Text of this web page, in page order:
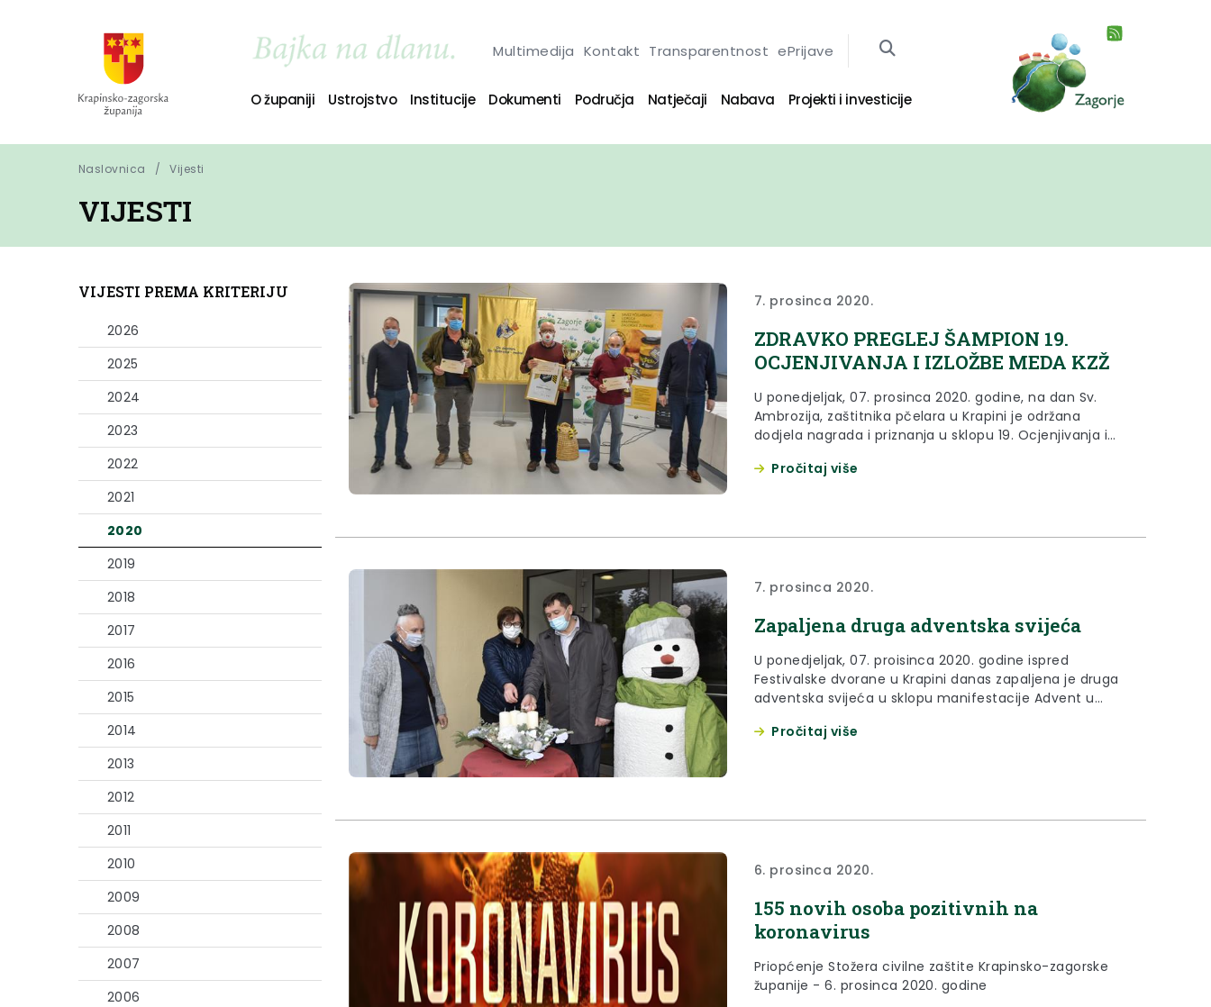
Multimedija Kontakt Transparentnost ePrijave
O županiji Ustrojstvo Institucije Dokumenti Područja Natječaji Nabava Projekti i investicije
Naslovnica Vijesti
VIJESTI
VIJESTI PREMA KRITERIJU
2026
2025
2024
2023
2022
2021
2020
2019
2018
2017
2016
2015
2014
2013
2012
2011
2010
2009
2008
2007
2006
7. prosinca 2020.
ZDRAVKO PREGLEJ ŠAMPION 19.
OCJENJIVANJA I IZLOŽBE MEDA KZŽ
U ponedjeljak, 07. prosinca 2020. godine, na dan Sv.
Ambrozija, zaštitnika pčelara u Krapini je održana
dodjela nagrada i priznanja u sklopu 19. Ocjenjivanja i
Pročitaj više
7. prosinca 2020.
Zapaljena druga adventska svijeća
U ponedjeljak, 07. proisinca 2020. godine ispred
Festivalske dvorane u Krapini danas zapaljena je druga
adventska svijeća u sklopu manifestacije Advent u
Pročitaj više
6. prosinca 2020.
155 novih osoba pozitivnih na
koronavirus
Priopćenje Stožera civilne zaštite Krapinsko-zagorske
županije - 6. prosinca 2020. godine